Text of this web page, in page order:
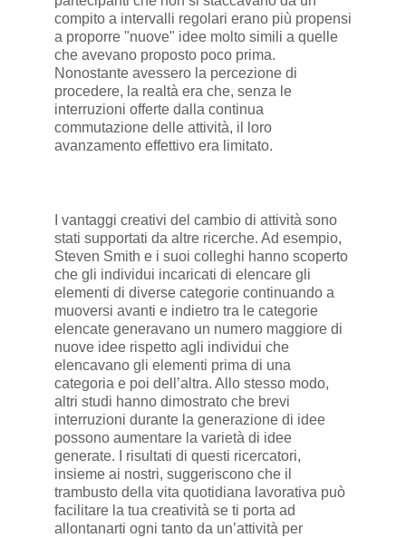
compito a intervalli regolari erano più propensi
a proporre "nuove" idee molto simili a quelle
che avevano proposto poco prima.
Nonostante avessero la percezione di
procedere, la realtà era che, senza le
interruzioni offerte dalla continua
commutazione delle attività, il loro
avanzamento effettivo era limitato.
I vantaggi creativi del cambio di attività sono
stati supportati da altre ricerche. Ad esempio,
Steven Smith e i suoi colleghi hanno scoperto
che gli individui incaricati di elencare gli
elementi di diverse categorie continuando a
muoversi avanti e indietro tra le categorie
elencate generavano un numero maggiore di
nuove idee rispetto agli individui che
elencavano gli elementi prima di una
categoria e poi dell’altra. Allo stesso modo,
altri studi hanno dimostrato che brevi
interruzioni durante la generazione di idee
possono aumentare la varietà di idee
generate. I risultati di questi ricercatori,
insieme ai nostri, suggeriscono che il
trambusto della vita quotidiana lavorativa può
facilitare la tua creatività se ti porta ad
allontanarti ogni tanto da un’attività per